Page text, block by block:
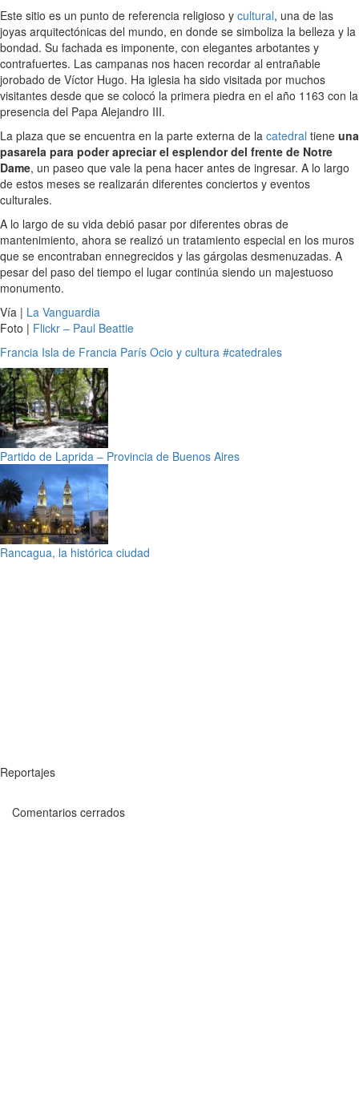
Este sitio es un punto de referencia religioso y cultural, una de las
joyas arquitectónicas del mundo, en donde se simboliza la belleza y la
bondad. Su fachada es imponente, con elegantes arbotantes y
contrafuertes. Las campanas nos hacen recordar al entrañable
jorobado de Víctor Hugo. Ha iglesia ha sido visitada por muchos
visitantes desde que se colocó la primera piedra en el año 1163 con la
presencia del Papa Alejandro III.
La plaza que se encuentra en la parte externa de la catedral tiene una
pasarela para poder apreciar el esplendor del frente de Notre
Dame, un paseo que vale la pena hacer antes de ingresar. A lo largo
de estos meses se realizarán diferentes conciertos y eventos
culturales.
A lo largo de su vida debió pasar por diferentes obras de
mantenimiento, ahora se realizó un tratamiento especial en los muros
que se encontraban ennegrecidos y las gárgolas desmenuzadas. A
pesar del paso del tiempo el lugar continúa siendo un majestuoso
monumento.
Vía | La Vanguardia
Foto | Flickr – Paul Beattie
Francia Isla de Francia París Ocio y cultura #catedrales
Partido de Laprida – Provincia de Buenos Aires
Rancagua, la histórica ciudad
Reportajes
Comentarios cerrados